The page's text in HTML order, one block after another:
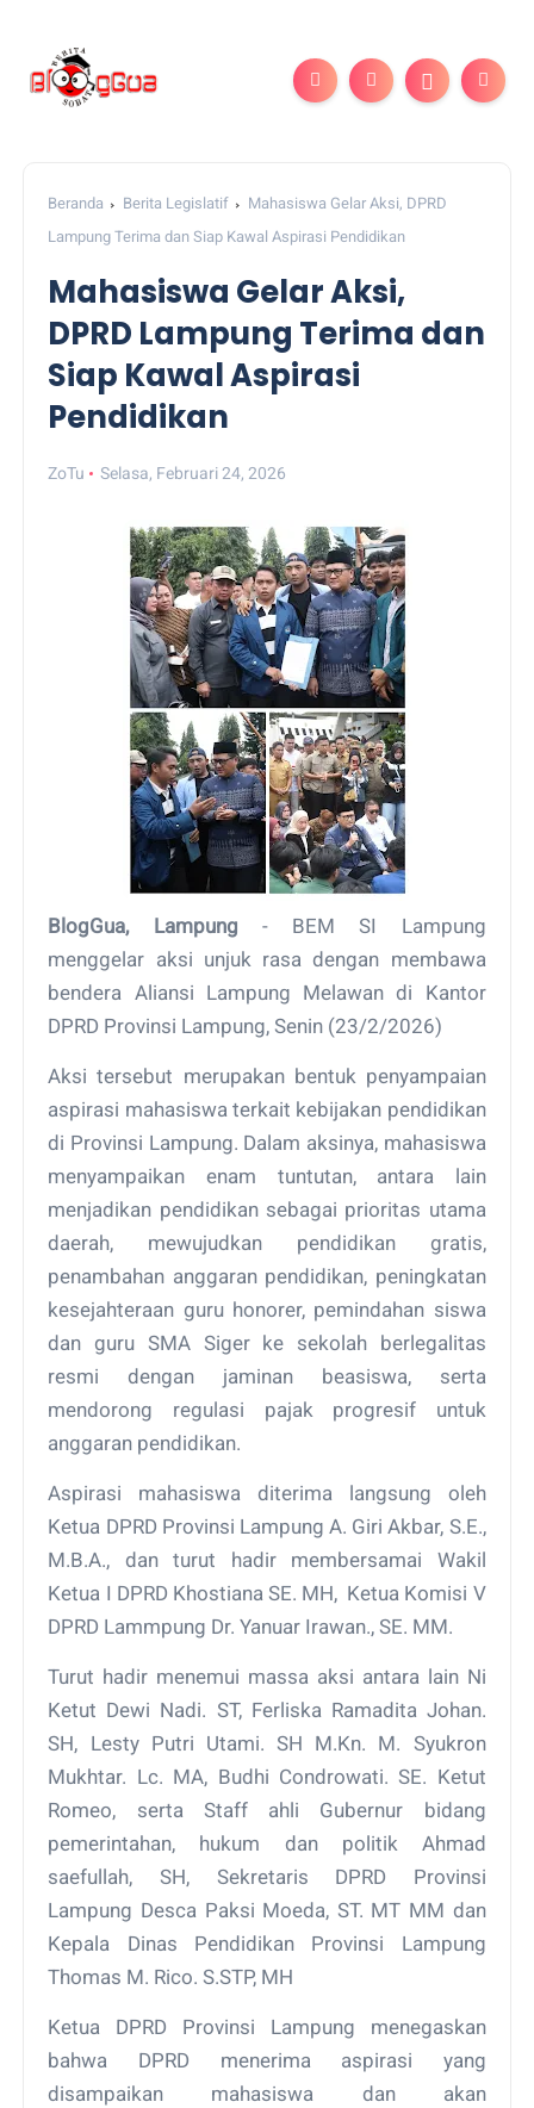
Beranda Berita Legislatif
Mahasiswa Gelar Aksi, DPRD
Lampung Terima dan Siap Kawal Aspirasi Pendidikan
Mahasiswa Gelar Aksi,
DPRD Lampung Terima dan
Siap Kawal Aspirasi
Pendidikan
ZoTu Selasa, Februari 24, 2026
BlogGua, Lampung - BEM SI Lampung
menggelar aksi unjuk rasa dengan membawa
bendera Aliansi Lampung Melawan di Kantor
DPRD Provinsi Lampung, Senin (23/2/2026)
Aksi tersebut merupakan bentuk penyampaian
aspirasi mahasiswa terkait kebijakan pendidikan
di Provinsi Lampung. Dalam aksinya, mahasiswa
menyampaikan enam tuntutan, antara lain
menjadikan pendidikan sebagai prioritas utama
daerah, mewujudkan pendidikan gratis,
penambahan anggaran pendidikan, peningkatan
kesejahteraan guru honorer, pemindahan siswa
dan guru SMA Siger ke sekolah berlegalitas
resmi dengan jaminan beasiswa, serta
mendorong regulasi pajak progresif untuk
anggaran pendidikan.
Aspirasi mahasiswa diterima langsung oleh
Ketua DPRD Provinsi Lampung A. Giri Akbar, S.E.,
M.B.A., dan turut hadir membersamai Wakil
Ketua I DPRD Khostiana SE. MH, Ketua Komisi V
DPRD Lammpung Dr. Yanuar Irawan., SE. MM.
Turut hadir menemui massa aksi antara lain Ni
Ketut Dewi Nadi. ST, Ferliska Ramadita Johan.
SH, Lesty Putri Utami. SH M.Kn. M. Syukron
Mukhtar. Lc. MA, Budhi Condrowati. SE. Ketut
Romeo, serta Staff ahli Gubernur bidang
pemerintahan, hukum dan politik Ahmad
saefullah, SH, Sekretaris DPRD Provinsi
Lampung Desca Paksi Moeda, ST. MT MM dan
Kepala Dinas Pendidikan Provinsi Lampung
Thomas M. Rico. S.STP, MH
Ketua DPRD Provinsi Lampung menegaskan
bahwa DPRD menerima aspirasi yang
disampaikan mahasiswa dan akan